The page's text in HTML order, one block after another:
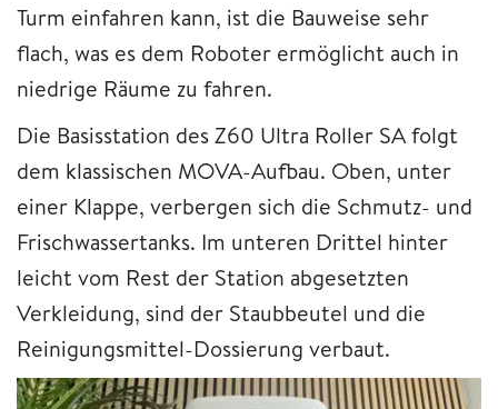
Turm einfahren kann, ist die Bauweise sehr
flach, was es dem Roboter ermöglicht auch in
niedrige Räume zu fahren.
Die Basisstation des Z60 Ultra Roller SA folgt
dem klassischen MOVA-Aufbau. Oben, unter
einer Klappe, verbergen sich die Schmutz- und
Frischwassertanks. Im unteren Drittel hinter
leicht vom Rest der Station abgesetzten
Verkleidung, sind der Staubbeutel und die
Reinigungsmittel-Dossierung verbaut.